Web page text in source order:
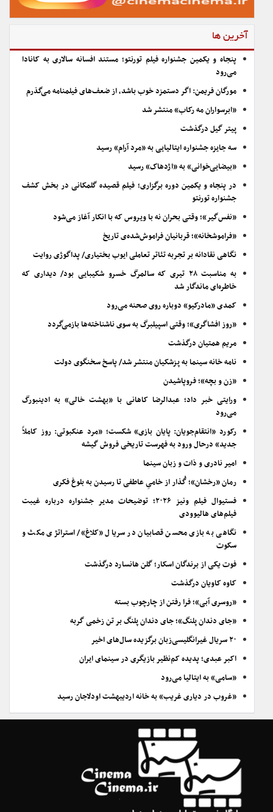
آخرین ها
پنجاه و یکمین جشنواره فیلم تورنتو؛ مستند افسانه سالاری به کانادا
می‌رود
مورگان فریمن: اگر دستمزد خوب باشد، از ضعف‌های فیلمنامه می‌گذرم
«ابرسواران مه رکاب» منتشر شد
پیتر گیل درگذشت
سه جایزه جشنواره ایتالیایی به «مرد آرام» رسید
«بیضایی‌خوانی» به «اژدهاک» رسید
در پنجاه و یکمین دوره برگزاری؛ فیلم قصیده گلمکانی در بخش کشف
جشنواره تورنتو
«نفس‌گیر»؛ وقتی بحران نه با ویروس که با انکار آغاز می‌شود
«فراموشخانه»؛ قربانیان فراموش‌شده‌ی تاریخ
نگاهی نقادانه بر تجربه تئاتر تعاملی ایوب بختیاری/ پداگوژی روایت
به مناسبت ۲۸ تیری که سالمرگ خسرو شکیبایی بود/ دیداری که
خاطره‌ای ماندگار شد
کمدی «مادرکیو» دوباره روی صحنه می‌رود
«روز افشاگری»؛ وقتی اسپیلبرگ به سوی ناشناخته‌ها بازمی‌گردد
مریم همتیان درگذشت
نامه خانه سینما به پزشکیان منتشر شد/ پاسخ سخنگوی دولت
«زن و بچه»؛ فروپاشیدن
ورایتی خبر داد؛ عبدالرضا کاهانی با «بهشت خالی» به ادینبورگ
می‌رود
رکورد «انتقام‌جویان: پایان بازی» شکست؛ «مرد عنکبوتی: روز کاملاً
جدید» درحال ورود به فهرست تاریخی فروش گیشه
امیر نادری و ذات و زبان سینما
رمان «رخشان»؛ گُذار از خامیِ عاطفی تا رسیدن به بلوغ فکری
فستیوال فیلم ونیز ۲۰۲۶؛ توضیحات مدیر جشنواره درباره غیبت
فیلم‌های هالیوودی
نگاهی به بازی محسن قصابیان در سریال «کلاغ»/ استراتژی مکث و
سکوت
فوت یکی از برندگان اسکار؛ گلن هانسارد درگذشت
کاوه کاویان درگذشت
«روسری آبی»؛ فرا رفتن از چارچوب بسته
«جای دندان پلنگ»؛ جای دندان پلنگ بر تن زخمی گربه
۲۰ سریال غیرانگلیسی‌زبان برگزیده سال‌های اخیر
اکبر عبدی؛ پدیده کم‌نظیر بازیگری در سینمای ایران
«سامی» به ایتالیا می‌رود
«غروب در دیاری غریب» به خانه اردیبهشت اودلاجان رسید